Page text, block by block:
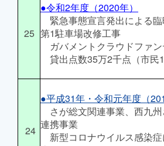
25
●令和2年度（2020年）
緊急事態宣言発出によ
第1駐車場改修工事
ガバメントクラウドファ
貸出点数35万2千点（市民1
24
●平成31年・令和元年度（
さが総文関連事業、西九
連携事業
新型コロナウイルス感染